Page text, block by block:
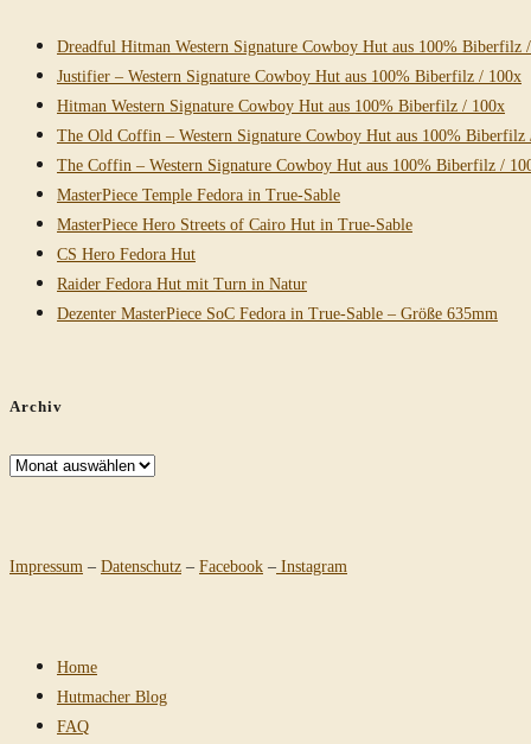
Dreadful Hitman Western Signature Cowboy Hut aus 100% Biberfilz
Justifier – Western Signature Cowboy Hut aus 100% Biberfilz / 100x
Hitman Western Signature Cowboy Hut aus 100% Biberfilz / 100x
The Old Coffin – Western Signature Cowboy Hut aus 100% Biberfilz
The Coffin – Western Signature Cowboy Hut aus 100% Biberfilz /
MasterPiece Temple Fedora in True-Sable
MasterPiece Hero Streets of Cairo Hut in True-Sable
CS Hero Fedora Hut
Raider Fedora Hut mit Turn in Natur
Dezenter MasterPiece SoC Fedora in True-Sable – Größe 635mm
Archiv
Archiv
Impressum – Datenschutz – Facebook – Instagram
Home
Hutmacher Blog
FAQ